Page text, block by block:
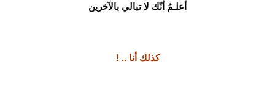
أعلـمُ أنّك لا تبالي بالآخرين
كذلك أنا .. !